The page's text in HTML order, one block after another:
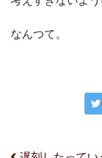
なんつて。